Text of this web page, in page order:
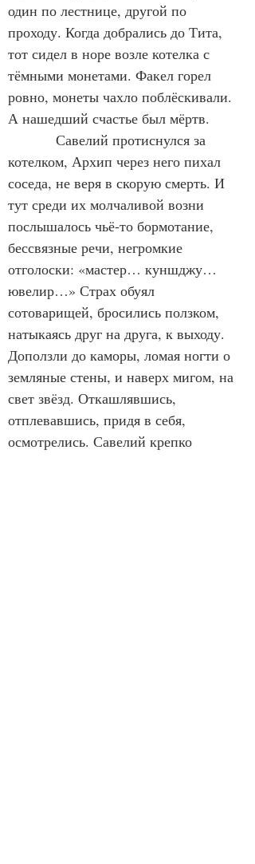
один по лестнице, другой по
проходу. Когда добрались до Тита,
тот сидел в норе возле котелка с
тёмными монетами. Факел горел
ровно, монеты чахло поблёскивали.
А нашедший счастье был мёртв.
котелком, Архип через него пихал
соседа, не веря в скорую смерть. И
тут среди их молчаливой возни
послышалось чьё-то бормотание,
бессвязные речи, негромкие
отголоски: «мастер… куншджу…
ювелир…» Страх обуял
сотоварищей, бросились ползком,
натыкаясь друг на друга, к выходу.
Доползли до каморы, ломая ногти о
земляные стены, и наверх мигом, на
свет звёзд. Откашлявшись,
отплевавшись, придя в себя,
осмотрелись. Савелий крепко